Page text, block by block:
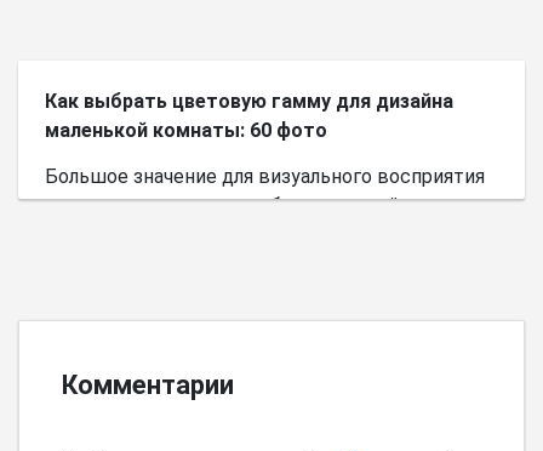
Как выбрать цветовую гамму для дизайна
маленькой комнаты: 60 фото
Большое значение для визуального восприятия
пространства имеет выбор цветовой палитры.
Комментарии